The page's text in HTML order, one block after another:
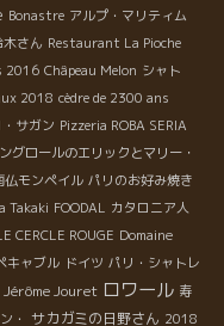
Bonastre アルプ・マリティム
さん Restaurant La Pioche
2016 Châpeau Melon シャト
2018 cèdre de 2300 ans
サガン Pizzeria ROBA SERIA
グロールのエリックとマリー・
仏モンペイル パリのお好み焼き
Takaki FOODAL カタロニア人
CERCLE ROUGE Domaine
キャブル ドイツ パリ・シャトレ
Jérôme Jouret ロワール 寿
・ サカガミの日野さん 2018